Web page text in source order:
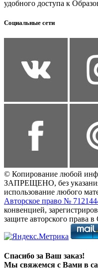
удобного доступа к
Социальные сети
© Копирование любой
ЗАПРЕЩЕНО, без
использование любого
Авторское право №
конвенцией,
защите авторского
Спасибо за Ваш заказ!
Мы свяжемся с Вами в